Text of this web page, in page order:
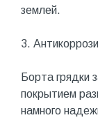
землей.
3.
Борта грядки
покрытием
намного